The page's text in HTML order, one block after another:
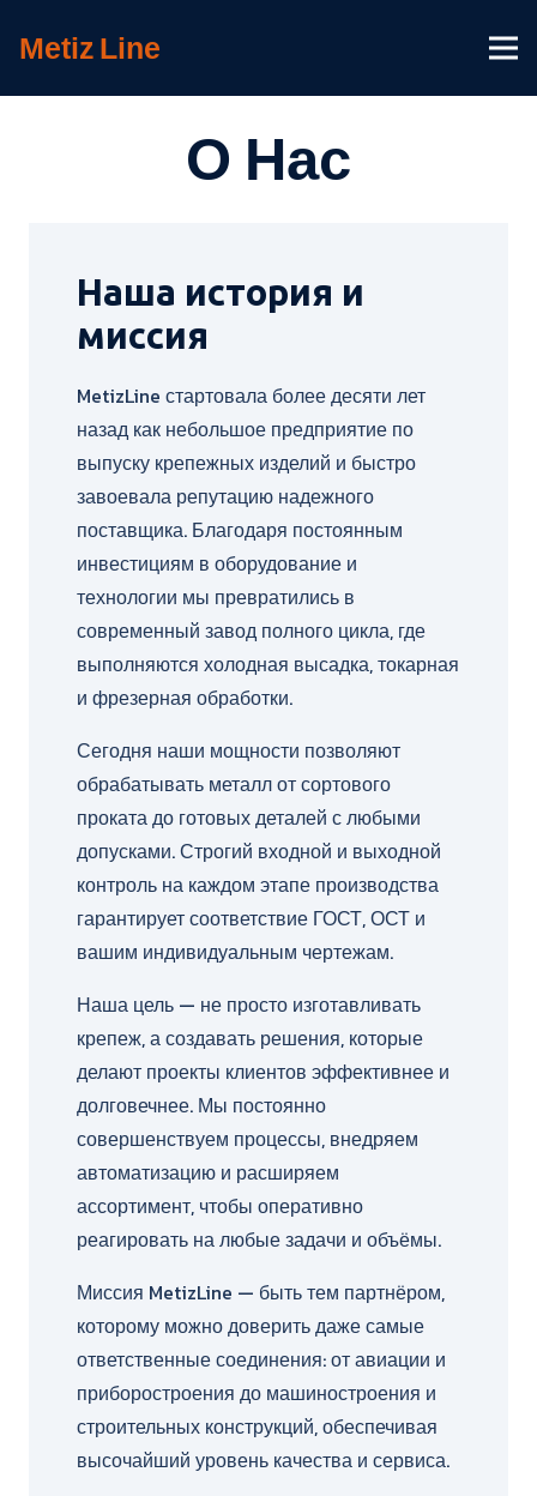
Metiz Line
О Нас
Наша история и
миссия
MetizLine стартовала более десяти лет
назад как небольшое предприятие по
выпуску крепежных изделий и быстро
завоевала репутацию надежного
поставщика. Благодаря постоянным
инвестициям в оборудование и
технологии мы превратились в
современный завод полного цикла, где
выполняются холодная высадка, токарная
и фрезерная обработки.
Сегодня наши мощности позволяют
обрабатывать металл от сортового
проката до готовых деталей с любыми
допусками. Строгий входной и выходной
контроль на каждом этапе производства
гарантирует соответствие ГОСТ, ОСТ и
вашим индивидуальным чертежам.
Наша цель — не просто изготавливать
крепеж, а создавать решения, которые
делают проекты клиентов эффективнее и
долговечнее. Мы постоянно
совершенствуем процессы, внедряем
автоматизацию и расширяем
ассортимент, чтобы оперативно
реагировать на любые задачи и объёмы.
Миссия MetizLine — быть тем партнёром,
которому можно доверить даже самые
ответственные соединения: от авиации и
приборостроения до машиностроения и
строительных конструкций, обеспечивая
высочайший уровень качества и сервиса.